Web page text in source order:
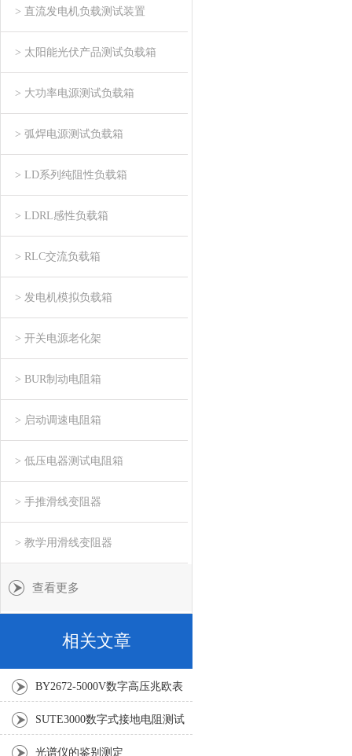
> 直流发电机负载测试装置
> 太阳能光伏产品测试负载箱
> 大功率电源测试负载箱
> 弧焊电源测试负载箱
> LD系列纯阻性负载箱
> LDRL感性负载箱
> RLC交流负载箱
> 发电机模拟负载箱
> 开关电源老化架
> BUR制动电阻箱
> 启动调速电阻箱
> 低压电器测试电阻箱
> 手推滑线变阻器
> 教学用滑线变阻器
查看更多
相关文章
BY2672-5000V数字高压兆欧表
SUTE3000数字式接地电阻测试
仪
光谱仪的鉴别测定